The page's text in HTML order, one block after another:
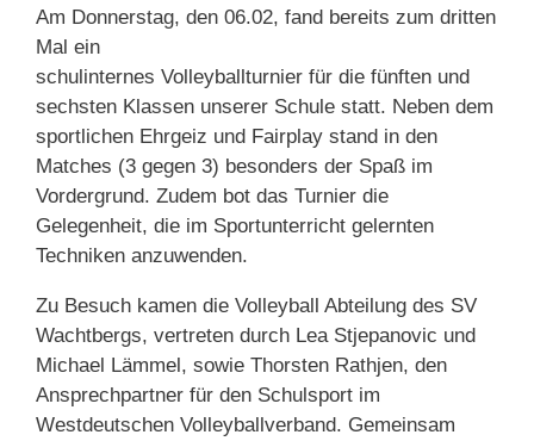
Am Donnerstag, den 06.02, fand bereits zum dritten
Mal ein
schulinternes Volleyballturnier für die fünften und
sechsten Klassen unserer Schule statt. Neben dem
sportlichen Ehrgeiz und Fairplay stand in den
Matches (3 gegen 3) besonders der Spaß im
Vordergrund. Zudem bot das Turnier die
Gelegenheit, die im Sportunterricht gelernten
Techniken anzuwenden.
Zu Besuch kamen die Volleyball Abteilung des SV
Wachtbergs, vertreten durch Lea Stjepanovic und
Michael Lämmel, sowie Thorsten Rathjen, den
Ansprechpartner für den Schulsport im
Westdeutschen Volleyballverband. Gemeinsam